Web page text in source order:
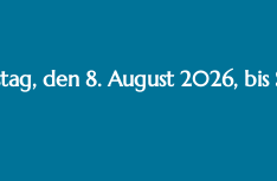
den 8. August 2026,